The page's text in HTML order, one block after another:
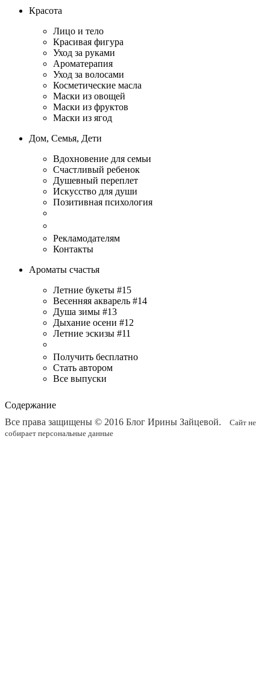
Красота
Лицо и тело
Красивая фигура
Уход за руками
Ароматерапия
Уход за волосами
Косметические масла
Маски из овощей
Маски из фруктов
Маски из ягод
Дом, Семья, Дети
Вдохновение для семьи
Счастливый ребенок
Душевный переплет
Искусство для души
Позитивная психология
Рекламодателям
Контакты
Ароматы счастья
Летние букеты #15
Весенняя акварель #14
Душа зимы #13
Дыхание осени #12
Летние эскизы #11
Получить бесплатно
Стать автором
Все выпуски
Содержание
Все права защищены © 2016 Блог Ирины Зайцевой.
Сайт не
собирает персональные данные